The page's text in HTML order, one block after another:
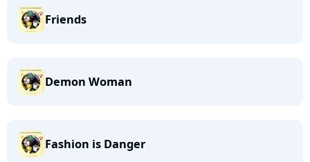
Friends
Demon Woman
Fashion is Danger